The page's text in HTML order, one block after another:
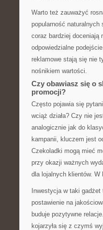
Warto też zauważyć
popularność naturalnych
coraz bardziej doceniają
odpowiedzialne
reklamowe stają się nie
nośnikiem wartości.
Czy obawiasz się o
promocji?
Często pojawia się
wciąż działa? Czy nie
analogicznie jak do
kampanii, kluczem jest
Czekoladki mogą mieć
przy okazji ważnych
dla lojalnych klientów. W
Inwestycja w taki gadżet
postawienie na
buduje pozytywne
kojarzyła się z czymś